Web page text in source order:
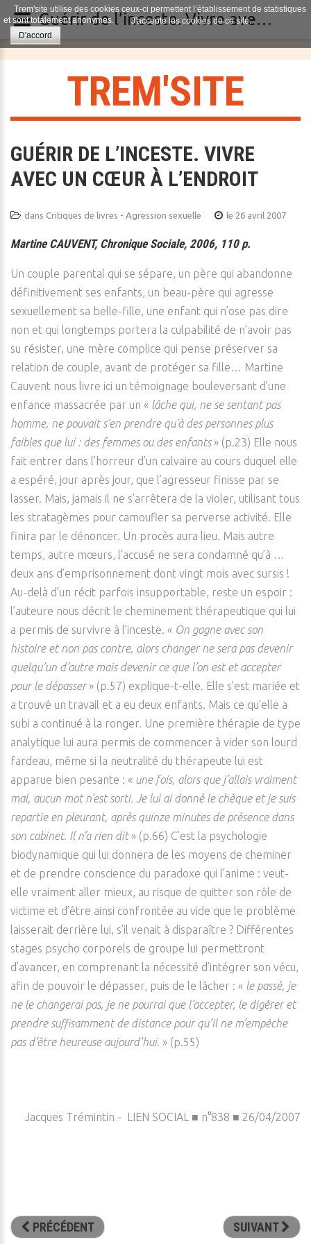
TREM'SITE
GUÉRIR DE L’INCESTE. VIVRE
AVEC UN CŒUR À L’ENDROIT
dans Critiques de livres - Agression sexuelle le 26 avril 2007
Martine CAUVENT, Chronique Sociale, 2006, 110 p.
Un couple parental qui se sépare, un père qui abandonne
définitivement ses enfants, un beau-père qui agresse
sexuellement sa belle-fille, une enfant qui n’ose pas dire
non et qui longtemps portera la culpabilité de n’avoir pas
su résister, une mère complice qui pense préserver sa
relation de couple, avant de protéger sa fille… Martine
Cauvent nous livre ici un témoignage bouleversant d’une
enfance massacrée par un « lâche qui, ne se sentant pas
homme, ne pouvait s’en prendre qu’à des personnes plus
faibles que lui : des femmes ou des enfants» (p.23) Elle nous
fait entrer dans l’horreur d’un calvaire au cours duquel elle
a espéré, jour après jour, que l’agresseur finisse par se
lasser. Mais, jamais il ne s’arrêtera de la violer, utilisant tous
les stratagèmes pour camoufler sa perverse activité. Elle
finira par le dénoncer. Un procès aura lieu. Mais autre
temps, autre mœurs, l’accusé ne sera condamné qu’à …
deux ans d’emprisonnement dont vingt mois avec sursis !
Au-delà d’un récit parfois insupportable, reste un espoir :
l’auteure nous décrit le cheminement thérapeutique qui lui
a permis de survivre à l’inceste. « On gagne avec son
histoire et non pas contre, alors changer ne sera pas devenir
quelqu’un d’autre mais devenir ce que l’on est et accepter
pour le dépasser » (p.57) explique-t-elle. Elle s’est mariée et
a trouvé un travail et a eu deux enfants. Mais ce qu’elle a
subi a continué à la ronger. Une première thérapie de type
analytique lui aura permis de commencer à vider son lourd
fardeau, même si la neutralité du thérapeute lui est
apparue bien pesante : « une fois, alors que j’allais vraiment
mal, aucun mot n’est sorti. Je lui ai donné le chèque et je suis
repartie en pleurant, après quinze minutes de présence dans
son cabinet. Il n’a rien dit» (p.66) C’est la psychologie
biodynamique qui lui donnera de les moyens de cheminer
et de prendre conscience du paradoxe qui l’anime : veut-
elle vraiment aller mieux, au risque de quitter son rôle de
victime et d’être ainsi confrontée au vide que le problème
laisserait derrière lui, s’il venait à disparaître ? Différentes
stages psycho corporels de groupe lui permettront
d’avancer, en comprenant la nécessité d’intégrer son vécu,
afin de pouvoir le dépasser, puis de le lâcher : « le passé, je
ne le changerai pas, je ne pourrai que l’accepter, le digérer et
prendre suffisamment de distance pour qu’il ne m’empêche
pas d’être heureuse aujourd’hui. » (p.55)
Jacques Trémintin - LIEN SOCIAL ■ n°838 ■ 26/04/2007
PRÉCÉDENT SUIVANT
Trem'site utilise des cookies ceux-ci permettent l’établissement de statistiques
et sont totalement anonymes.
J'accepte les cookies de ce site.
D'accord
Guérir de l’inceste. Vivre avec un cœur à l’endroit